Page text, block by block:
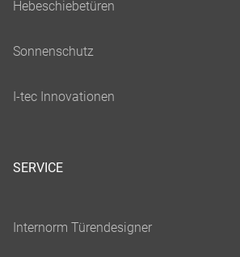
SERVICE